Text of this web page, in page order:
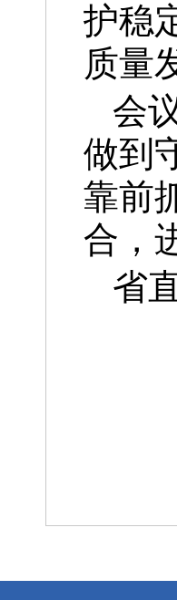
护稳
质量
会
做到
靠前
合，
省